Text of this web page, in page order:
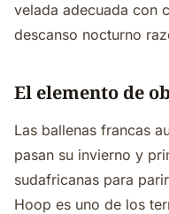
velada adecuada con
descanso nocturno
El elemento de
Las ballenas francas
pasan su invierno y
sudafricanas para
Hoop es uno de los